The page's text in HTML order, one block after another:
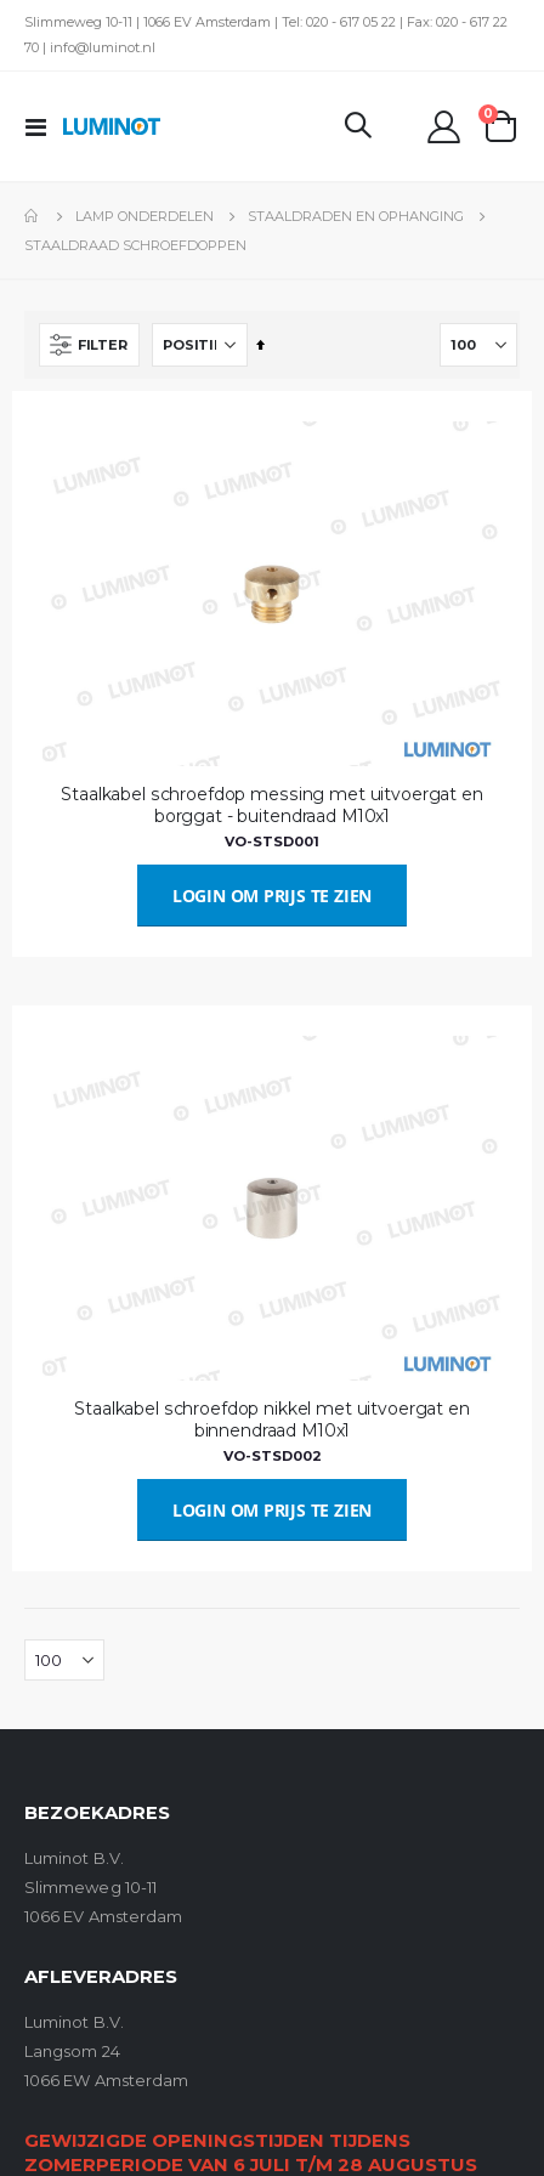
Slimmeweg 10-11 | 1066 EV Amsterdam | Tel: 020 - 617 05 22 | Fax: 020 - 617 22
70 | info@luminot.nl
Toggle
kar
0
LAMP ONDERDELEN
STAALDRADEN EN OPHANGING
STAALDRAAD SCHROEFDOPPEN
FILTER
Van
Staalkabel schroefdop messing met uitvoergat en
borggat - buitendraad M10x1
VO-STSD001
LOGIN OM PRIJS TE ZIEN
Staalkabel schroefdop nikkel met uitvoergat en
binnendraad M10x1
VO-STSD002
LOGIN OM PRIJS TE ZIEN
BEZOEKADRES
Luminot B.V.
Slimmeweg 10-11
1066 EV Amsterdam
AFLEVERADRES
Luminot B.V.
Langsom 24
1066 EW Amsterdam
GEWIJZIGDE OPENINGSTIJDEN TIJDENS
ZOMERPERIODE VAN 6 JULI T/M 28 AUGUSTUS